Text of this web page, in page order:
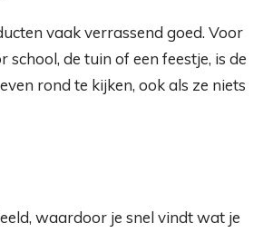
vaak verrassend goed. Voor
de tuin of een feestje, is de
rond te kijken, ook als ze niets
waardoor je snel vindt wat je